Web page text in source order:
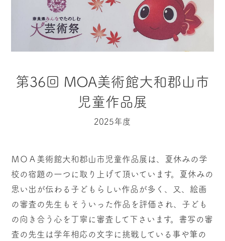
第36回 MOA美術館大和郡山市
児童作品展
2025年度
ＭＯＡ美術館大和郡山市児童作品展は、夏休みの学
校の宿題の一つに取り上げて頂いています。夏休みの
思い出が伝わる子どもらしい作品が多く、又、絵画
の審査の先生もそういった作品を評価され、子ども
の向き合う心を丁寧に審査して下さいます。書写の審
査の先生は学年相応の文字に挑戦している事や筆の